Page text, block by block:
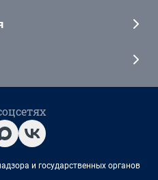
и государственных органов